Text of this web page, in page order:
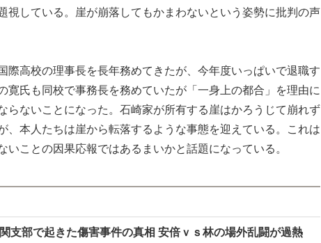
視している。崖が崩落してもかまわないという姿勢に批判の声
高校の理事長を長年務めてきたが、今年度いっぱいで退職す
寛氏も同校で事務長を務めていたが「一身上の都合」を理由に
らないことになった。石崎家が所有する崖はかろうじて崩れず
、本人たちは崖から転落するような事態を迎えている。これは
いことの因果応報ではあるまいかと話題になっている。
支部で起きた傷害事件の真相 安倍ｖｓ林の場外乱闘が過熱